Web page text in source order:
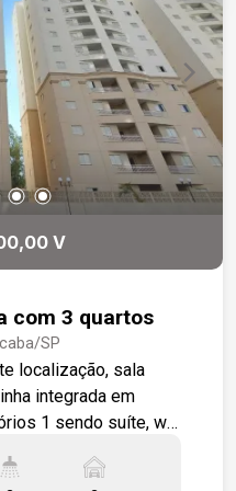
V
com 3 quartos
SP
localização, sala
integrada em
1 sendo suíte, wc
padrão, 2 vagas